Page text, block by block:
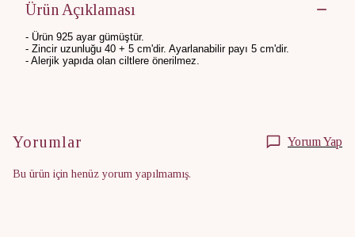
Ürün Açıklaması
- Ürün 925 ayar gümüştür.
- Zincir uzunluğu 40 + 5 cm'dir. Ayarlanabilir payı 5 cm'dir.
- Alerjik yapıda olan ciltlere önerilmez.
Yorumlar Yorum Yap
Bu ürün için henüz yorum yapılmamış.